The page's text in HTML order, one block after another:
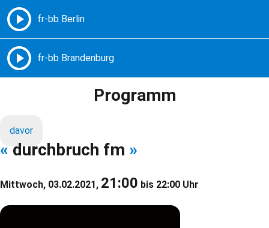
Freie Radios – Berlin Brandenburg
Programm
davor
« durchbruch fm »
Mittwoch, 03.02.2021, 21:00 bis 22:00 Uhr